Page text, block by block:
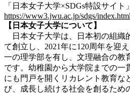
「日本女子大学×SDGs特設サイト
https://www3.jwu.ac.jp/sdgs/index.html
【日本女子大学について】
日本女子大学は、日本初の組織
て創立し、2021年に120周年を迎
一の理学部を有し、文理融合の教
です。幼稚園から大学院までの一
にも門戸を開くリカレント教育な
び、成長し続ける社会を創るため